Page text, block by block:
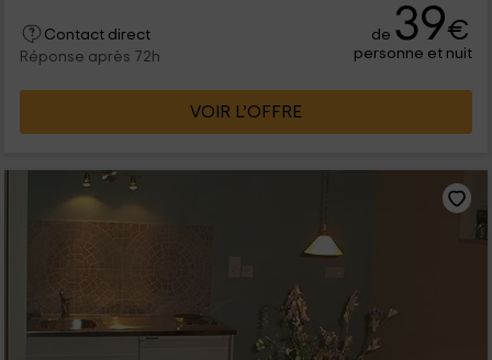
Contact direct
Réponse après 72h
de 39€
personne et nuit
VOIR L’OFFRE